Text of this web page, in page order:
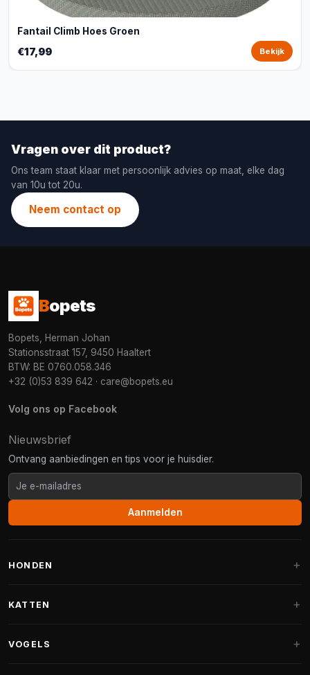
Fantail Climb Hoes Groen
€17,99 Bekijk
Vragen over dit product?
Ons team staat klaar met persoonlijk advies op maat, elke dag
van 10u tot 20u.
Neem contact op
Bopets
Bopets, Herman Johan
Stationsstraat 157, 9450 Haaltert
BTW: BE 0760.058.346
+32 (0)53 839 642 · care@bopets.eu
Volg ons op Facebook
Nieuwsbrief
Ontvang aanbiedingen en tips voor je huisdier.
Aanmelden
HONDEN
Fantail hondenmanden
KATTEN
VOGELS